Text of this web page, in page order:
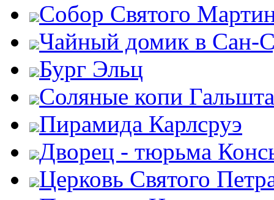
Собор Святого
Чайный домик в Сан-
Бург Эльц
Соляные копи
Пирамида Карлсруэ
Дворец - тюрьма
Церковь Святого